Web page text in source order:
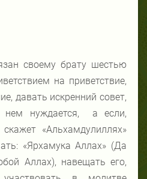
своему брату шестью
на приветствие,
давать искренний совет,
нем нуждается, а если,
«Альхамдулиллях»
«Ярхамука Аллах» (Да
Аллах), навещать его,